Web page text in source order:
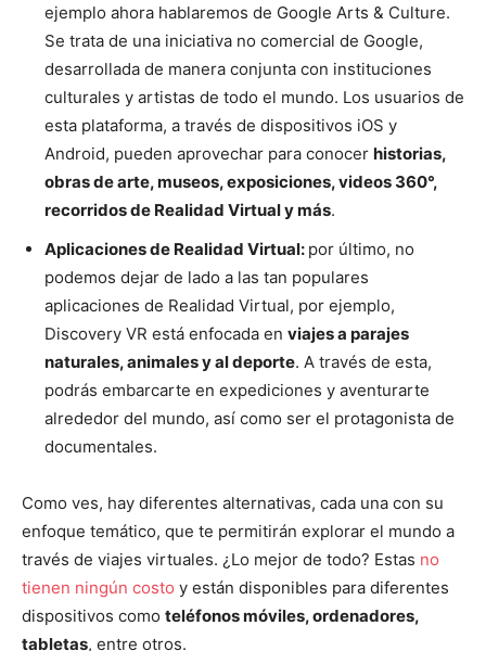
ejemplo ahora hablaremos de Google Arts & Culture.
Se trata de una iniciativa no comercial de Google,
desarrollada de manera conjunta con instituciones
culturales y artistas de todo el mundo. Los usuarios de
esta plataforma, a través de dispositivos iOS y
Android, pueden aprovechar para conocer historias,
obras de arte, museos, exposiciones, videos 360°,
recorridos de Realidad Virtual y más.
Aplicaciones de Realidad Virtual: por último, no
podemos dejar de lado a las tan populares
aplicaciones de Realidad Virtual, por ejemplo,
Discovery VR está enfocada en viajes a parajes
naturales, animales y al deporte. A través de esta,
podrás embarcarte en expediciones y aventurarte
alrededor del mundo, así como ser el protagonista de
documentales.
Como ves, hay diferentes alternativas, cada una con su
enfoque temático, que te permitirán explorar el mundo a
través de viajes virtuales. ¿Lo mejor de todo? Estas no
tienen ningún costo y están disponibles para diferentes
dispositivos como teléfonos móviles, ordenadores,
tabletas, entre otros.